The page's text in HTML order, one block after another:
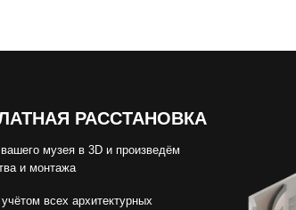
РАССТАНОВКА
музея в 3D и произведём
и монтажа
всех архитектурных